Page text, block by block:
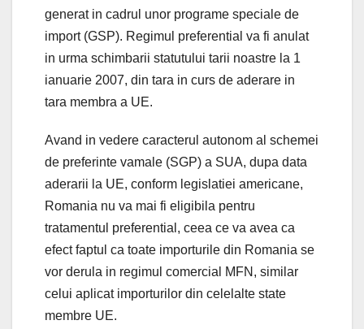
generat in cadrul unor programe speciale de
import (GSP). Regimul preferential va fi anulat
in urma schimbarii statutului tarii noastre la 1
ianuarie 2007, din tara in curs de aderare in
tara membra a UE.
Avand in vedere caracterul autonom al schemei
de preferinte vamale (SGP) a SUA, dupa data
aderarii la UE, conform legislatiei americane,
Romania nu va mai fi eligibila pentru
tratamentul preferential, ceea ce va avea ca
efect faptul ca toate importurile din Romania se
vor derula in regimul comercial MFN, similar
celui aplicat importurilor din celelalte state
membre UE.